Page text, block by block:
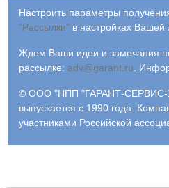
Настроить параметры
"Рассылки" в настройках Вашей
Ждем Ваши идеи и замечания
рассылке: adv@garant.ru
© ООО "НПП "ГАРАНТ-СЕРВИС-
выпускается с 1990 года.
участниками Российской